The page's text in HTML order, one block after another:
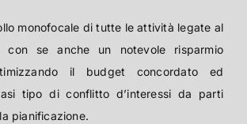
monofocale di tutte le attività legate al
con se anche un notevole risparmio
il budget concordato ed
tipo di conflitto d’interessi da parti
pianificazione.